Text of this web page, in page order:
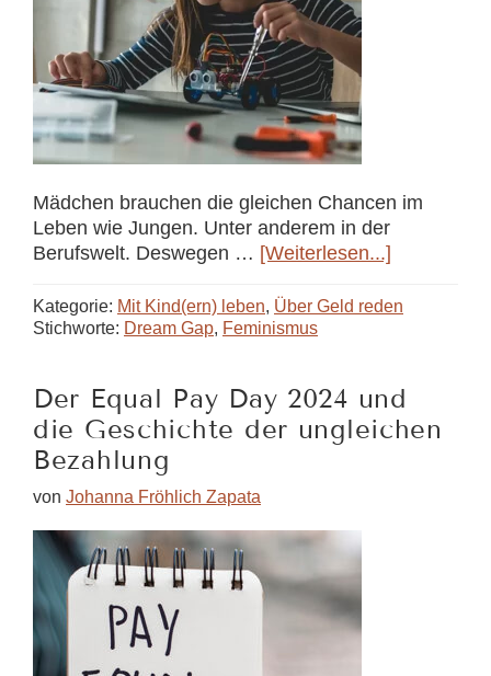
Mädchen brauchen die gleichen Chancen im
Leben wie Jungen. Unter anderem in der
Berufswelt. Deswegen … [Weiterlesen...]
Gap:
sich
glauben,
Kategorie: Mit Kind(ern) leben, Über Geld reden
Stichworte: Dream Gap, Feminismus
Der Equal Pay Day 2024 und
die Geschichte der ungleichen
Bezahlung
von Johanna Fröhlich Zapata